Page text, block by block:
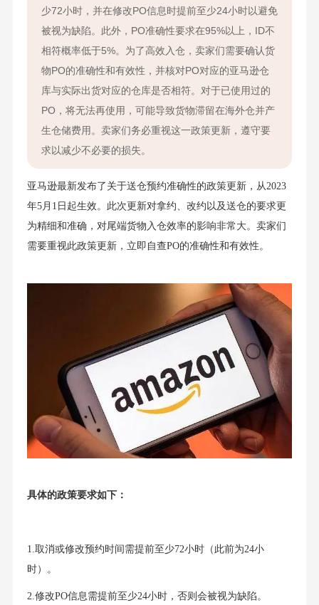
少72小时，并在修改PO信息时提前至少24小时以避免
被视为缺陷。此外，PO准确性要求在95%以上，ID不
相符概率低于5%。为了高效入仓，卖家们需要确认货
物PO的准确性和有效性，并核对PO对应的亚马逊仓
库与实际出货对应的仓库是否相符。对于已使用过的
PO，将无法再使用，可能导致货物滞留在海外仓并产
生仓储费用。卖家们务必重视这一政策更新，遵守要
求以减少不必要的损失。
亚马逊最新发布了关于送仓预约准确性的政策更新，从2023
年5月1日起生效。此次更新对拿约、改约以及送仓的要求更
为精细和准确，对尾端货物入仓效率的影响非常大。卖家们
需要重视此政策更新，立即自查PO的准确性和有效性。
具体的政策要求如下：
1.取消或修改预约时间需提前至少72小时（此前为24小
时）。
2.修改PO信息需提前至少24小时，否则会被视为缺陷。